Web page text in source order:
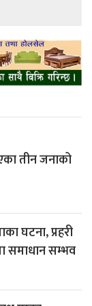
तीन जनाको
घटना, प्रहरी
समाधान सम्भव